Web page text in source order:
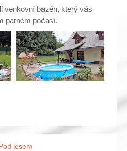
venkovní bazén, který vás
parném počasí.
lesem